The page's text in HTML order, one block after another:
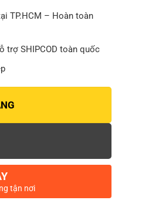
TP.HCM – Hoàn toàn
trợ SHIPCOD toàn quốc
tận nơi